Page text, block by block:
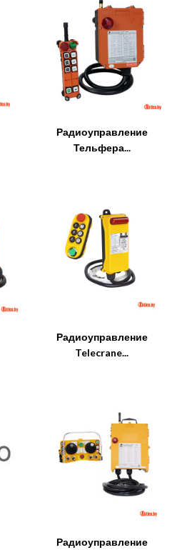
Радиоуправление
Тельфера...
Радиоуправление
Telecrane...
Радиоуправление